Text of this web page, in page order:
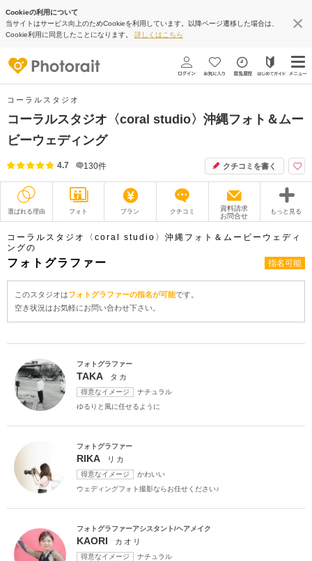
Cookieの利用について
当サイトはサービス向上のためCookieを利用しています。以降ページ遷移した場合は、
Cookie利用に同意したことになります。 詳しくはこちら
コーラルスタジオ
コーラルスタジオ〈coral studio〉沖縄フォト＆ムー
ビーウェディング
4.7 130件 クチコミを書く
選ばれる理由 フォト プラン クチコミ
資料請求
お問合せ
もっと見る
撮影レポート フォトグラファー
衣装
オプション ブログ
アクセス/TEL スタジオトップ
海での撮影
コーラルスタジオ〈coral studio〉沖縄フォト＆ムービーウェディ
ングの
フォトグラファー 指名可能
このスタジオはフォトグラファーの指名が可能です。
空き状況はお気軽にお問い合わせ下さい。
フォトグラファー
TAKA タカ
得意なイメージ
ナチュラル
ゆるりと風に任せるように
フォトグラファー
RIKA リカ
得意なイメージ
かわいい
ウェディングフォト撮影ならお任せください♪
フォトグラファーアシスタント/ヘアメイク
KAORI カオリ
得意なイメージ
ナチュラル